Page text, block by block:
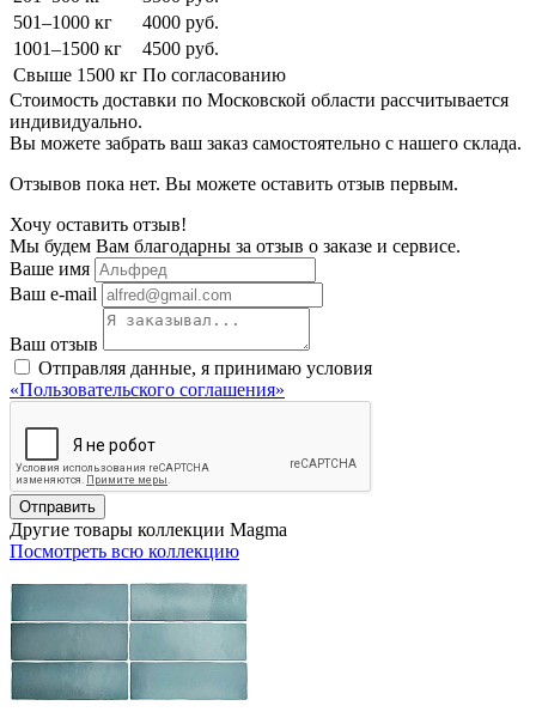
501–1000 кг
4000 руб.
1001–1500 кг
4500 руб.
Свыше 1500 кг По согласованию
Стоимость доставки по Московской области рассчитывается
индивидуально.
Вы можете забрать ваш заказ самостоятельно с нашего склада.
Отзывов пока нет. Вы можете оставить отзыв первым.
Хочу оставить отзыв!
Мы будем Вам благодарны за отзыв о заказе и сервисе.
Ваше имя
Ваш e-mail
Ваш отзыв
Отправляя данные, я принимаю условия
«Пользовательского соглашения»
Отправить
Другие товары коллекции Magma
Посмотреть всю коллекцию